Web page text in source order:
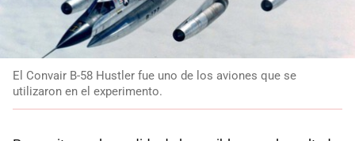
El Convair B-58 Hustler fue uno de los aviones que se
utilizaron en el experimento.